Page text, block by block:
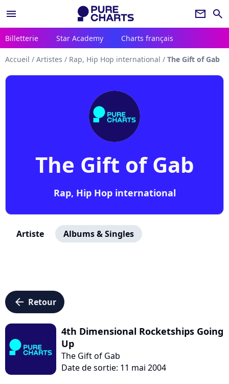
menu newsletter search
Billetterie Star Academy Charts français
Accueil / Artistes / Rap, Hip Hop international / The Gift of Gab
The Gift of Gab
Rap, Hip Hop international
Artiste Albums & Singles
arrow_left Retour
4th Dimensional Rocketships Going
Up
The Gift of Gab
Date de sortie: 11 mai 2004